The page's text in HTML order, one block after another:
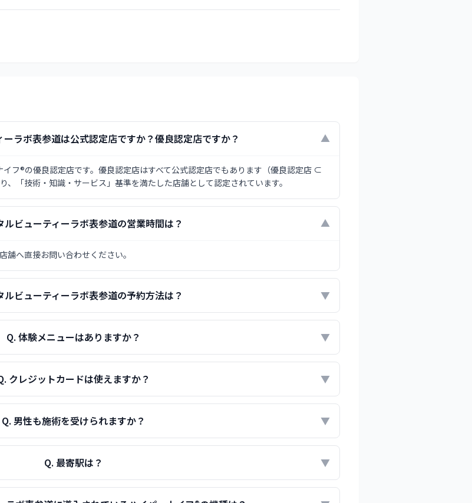
ーラボ表参道は公式認定店ですか？優良認定店ですか？ ▼
フ®の優良認定店です。優良認定店はすべて公式認定店でもあります（優良認定店 ⊂
「技術・知識・サービス」基準を満たした店舗として認定されています。
ルビューティーラボ表参道の営業時間は？ ▼
舗へ直接お問い合わせください。
ルビューティーラボ表参道の予約方法は？ ▼
Q.体験メニューはありますか？ ▼
クレジットカードは使えますか？ ▼
Q.男性も施術を受けられますか？ ▼
Q. 最寄駅は？ ▼